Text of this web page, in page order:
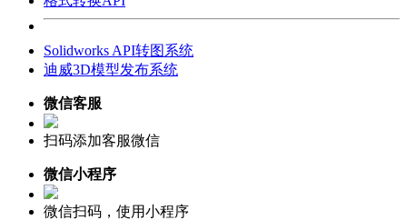
Solidworks API转图系统
迪威3D模型发布系统
微信客服
扫码添加客服微信
微信小程序
微信扫码，使用小程序